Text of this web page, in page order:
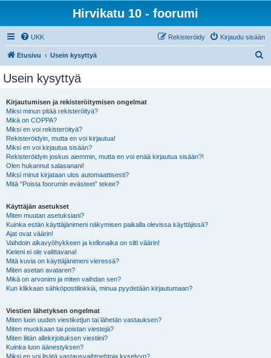
Hirvikatu 10 - foorumi
UKK Kirjaudu sisään
Rekisteröidy
Etusivu Usein kysyttyä
Usein kysyttyä
Kirjautumisen ja rekisteröitymisen ongelmat
Miksi minun pitää rekisteröityä?
Mikä on COPPA?
Miksi en voi rekisteröityä?
Rekisteröidyin, mutta en voi kirjautua!
Miksi en voi kirjautua sisään?
Rekisteröidyin joskus aiemmin, mutta en voi enää kirjautua sisään?!
Olen hukannut salasanani!
Miksi minut kirjataan ulos automaattisesti?
Mitä “Poista foorumin evästeet” tekee?
Käyttäjän asetukset
Miten muutan asetuksiani?
Kuinka estän käyttäjänimeni näkymisen paikalla olevissa käyttäjissä?
Ajat ovat väärin!
Vaihdoin aikavyöhykkeen ja kellonaika on silti väärin!
Kieleni ei ole valittavana!
Mitä kuvia on käyttäjänimeni vieressä?
Miten asetan avataren?
Mikä on arvonimi ja miten vaihdan sen?
Kun klikkaan sähköpostilinkkiä, minua pyydetään kirjautumaan?
Viestien lähetyksen ongelmat
Miten luon uuden viestiketjun tai lähetän vastauksen?
Miten muokkaan tai poistan viestejä?
Miten liitän allekirjoituksen viestiini?
Kuinka luon äänestyksen?
Miksi en voi lisätä vastausvaihtoehtoja kyselyyn?